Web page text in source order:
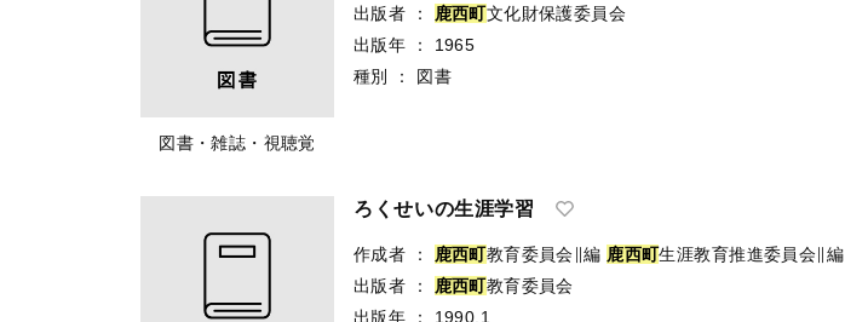
図書・雑誌・視聴覚
出版者
： 鹿西町文化財保護委員会
出版年
：
1965
種別
： 図書
ろくせいの生涯学習
作成者 ： 鹿西町教育委員会∥編 鹿西町生涯教育推進委員会∥編
出版者
： 鹿西町教育委員会
出版年
：
1990.1